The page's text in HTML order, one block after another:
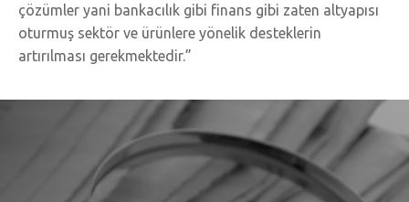
çözümler yani bankacılık gibi finans gibi zaten altyapısı
oturmuş sektör ve ürünlere yönelik desteklerin
artırılması gerekmektedir.”